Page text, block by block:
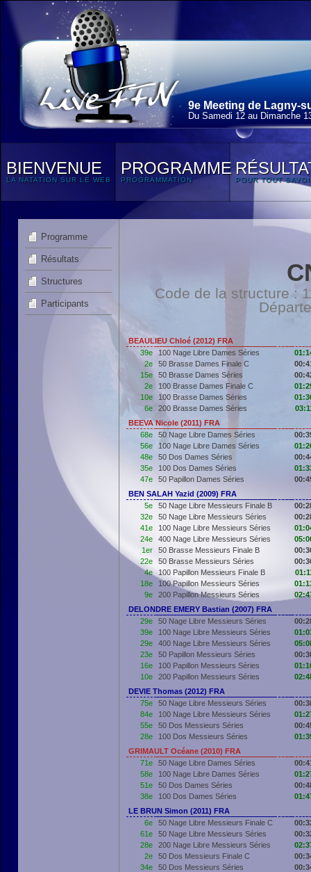
9e Meeting de Lagny-
Du Samedi 12 au Dimanche
BIENVENUE
LA NATATION SUR LE WEB
PROGRAMME
PROGRAMMATION POUR TOUT
Programme
Résultats
Structures
Participants
Code de la structure :
BEAULIEU Chloé (2012) FRA
39e
100 Nage Libre Dames Séries
2e
50 Brasse Dames Finale C
15e
50 Brasse Dames Séries
2e
100 Brasse Dames Finale C
10e
100 Brasse Dames Séries
6e
200 Brasse Dames Séries
BEEVA Nicole (2011) FRA
68e
50 Nage Libre Dames Séries
56e
100 Nage Libre Dames Séries
48e
50 Dos Dames Séries
35e
100 Dos Dames Séries
47e
50 Papillon Dames Séries
BEN SALAH Yazid (2009) FRA
5e
50 Nage Libre Messieurs Finale B
32e
50 Nage Libre Messieurs Séries
41e
100 Nage Libre Messieurs Séries
24e
400 Nage Libre Messieurs Séries
1er
50 Brasse Messieurs Finale B
22e
50 Brasse Messieurs Séries
4e
100 Papillon Messieurs Finale B
18e
100 Papillon Messieurs Séries
9e
200 Papillon Messieurs Séries
DELONDRE EMERY Bastian (2007) FRA
29e
50 Nage Libre Messieurs Séries
39e
100 Nage Libre Messieurs Séries
29e
400 Nage Libre Messieurs Séries
23e
50 Papillon Messieurs Séries
16e
100 Papillon Messieurs Séries
10e
200 Papillon Messieurs Séries
DEVIE Thomas (2012) FRA
75e
50 Nage Libre Messieurs Séries
84e
100 Nage Libre Messieurs Séries
55e
50 Dos Messieurs Séries
28e
100 Dos Messieurs Séries
GRIMAULT Océane (2010) FRA
71e
50 Nage Libre Dames Séries
58e
100 Nage Libre Dames Séries
51e
50 Dos Dames Séries
38e
100 Dos Dames Séries
LE BRUN Simon (2011) FRA
6e
50 Nage Libre Messieurs Finale C
61e
50 Nage Libre Messieurs Séries
28e
200 Nage Libre Messieurs Séries
2e
50 Dos Messieurs Finale C
34e
50 Dos Messieurs Séries